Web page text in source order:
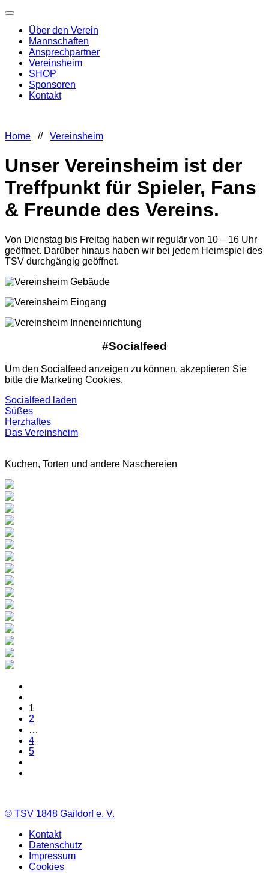
Über den Verein
Mannschaften
Ansprechpartner
Vereinsheim
SHOP
Sponsoren
Kontakt
Home // Vereinsheim
Unser Vereinsheim ist der
Treffpunkt für Spieler, Fans
& Freunde des Vereins.
Von Dienstag bis Freitag haben wir regulär von 10 – 16 Uhr
geöffnet. Darüber hinaus haben wir bei jedem Heimspiel des
TSV durchgängig geöffnet.
#Socialfeed
Um den Socialfeed anzeigen zu können, akzeptieren Sie
bitte die Marketing Cookies.
Socialfeed laden
Süßes
Herzhaftes
Das Vereinsheim
Kuchen, Torten und andere Naschereien
1
2
…
4
5
© TSV 1848 Gaildorf e. V.
Kontakt
Datenschutz
Impressum
Cookies